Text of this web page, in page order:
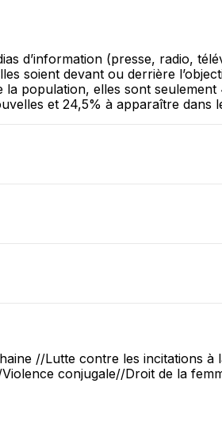
d’information (presse, radio,
soient devant ou derrière
population, elles sont
et 24,5% à apparaître dans
//Lutte contre les incitations
conjugale//Droit de la